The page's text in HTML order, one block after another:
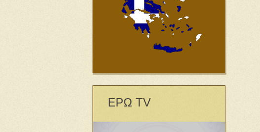
ΕΡΩ TV